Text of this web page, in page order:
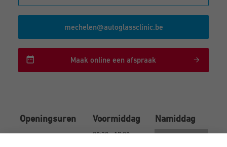
mechelen@autoglassclinic.be
Maak online een afspraak
Openingsuren Voormiddag
Namiddag
08:30 - 17:00